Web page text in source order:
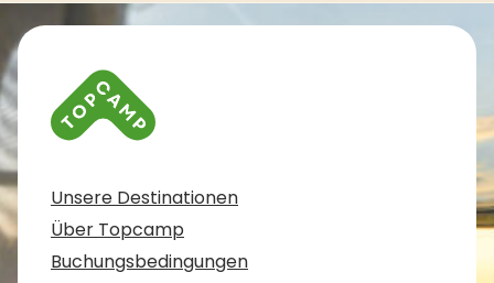
Kontaktinformationen und Impressum
Unsere Destinationen
Über Topcamp
Buchungsbedingungen